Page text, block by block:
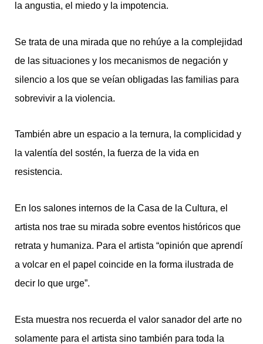
la angustia, el miedo y la impotencia.
Se trata de una mirada que no rehúye a la complejidad
de las situaciones y los mecanismos de negación y
silencio a los que se veían obligadas las familias para
sobrevivir a la violencia.
También abre un espacio a la ternura, la complicidad y
la valentía del sostén, la fuerza de la vida en
resistencia.
En los salones internos de la Casa de la Cultura, el
artista nos trae su mirada sobre eventos históricos que
retrata y humaniza. Para el artista “opinión que aprendí
a volcar en el papel coincide en la forma ilustrada de
decir lo que urge”.
Esta muestra nos recuerda el valor sanador del arte no
solamente para el artista sino también para toda la